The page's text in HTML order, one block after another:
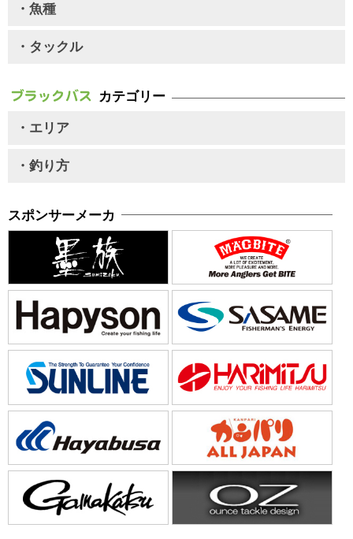
・魚種
・タックル
カテゴリー
・エリア
・釣り方
スポンサーメーカ